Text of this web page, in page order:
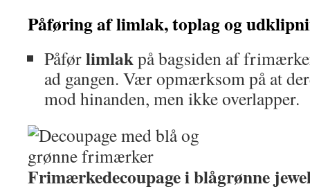
Påføring af limlak, toplag og
Påførlimlakpå bagsiden af
ad gangen. Vær opmærksom på at
mod hinanden, men ikke overlapper.
Frimærkedecoupage i blågrønne